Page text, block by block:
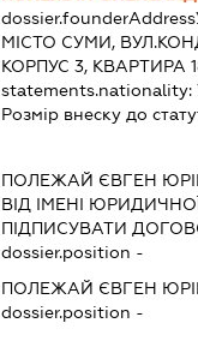
dossier.founderAddress
МІСТО СУМИ,
КОРПУС 3, КВАРТИРА
statements.nationality:
Розмір внеску до
ПОЛЕЖАЙ ЄВГЕН
ВІД ІМЕНІ
ПІДПИСУВАТИ
dossier.position -
ПОЛЕЖАЙ ЄВГЕН
dossier.position -